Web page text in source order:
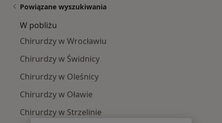
Powiązane wyszukiwania
W pobliżu
Chirurdzy w Wrocławiu
Chirurdzy w Świdnicy
Chirurdzy w Oleśnicy
Chirurdzy w Oławie
Chirurdzy w Strzelinie